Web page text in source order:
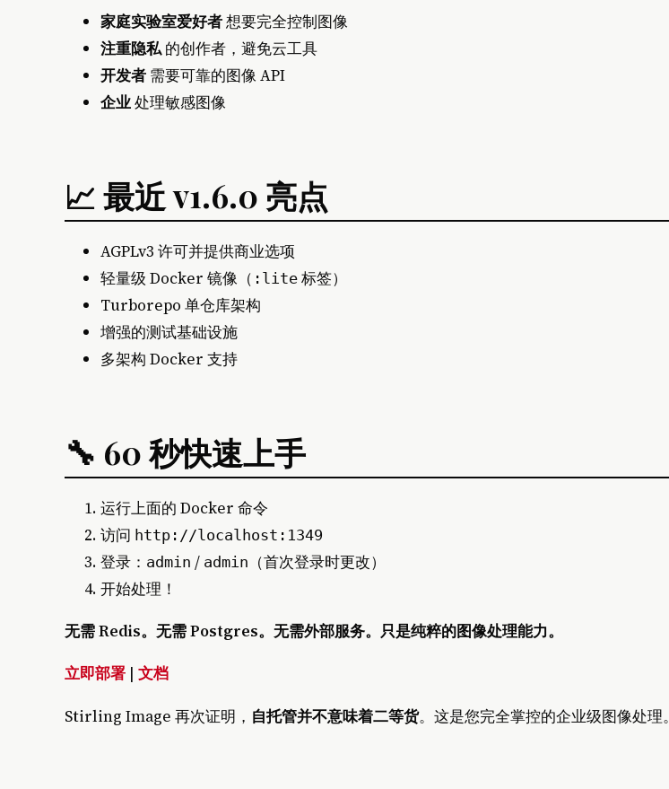
家庭实验室爱好者想要完全控制图像
注重隐私的创作者，避免云工具
开发者 需要可靠的图像 API
企业处理敏感图像
📈 最近 v1.6.0 亮点
AGPLv3 许可并提供商业选项
轻量级 Docker 镜像（ :lite 标签）
Turborepo 单仓库架构
增强的测试基础设施
多架构 Docker 支持
🔧 60 秒快速上手
运行上面的 Docker 命令
访问 http://localhost:1349
登录： admin / admin （首次登录时更改）
开始处理！
无需 Redis。无需 Postgres。无需外部服务。只是纯粹的图像处理能力。
立即部署 | 文档
Stirling Image 再次证明， 自托管并不意味着二等货。这是您完全掌控的企业级图像处理。